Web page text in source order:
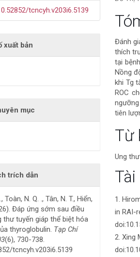
tcncyh.v203i6.5139
xuất bản
mục
trích dẫn
Toàn, N. Q. ., Tân, N. T., Hiển,
Đáp ứng sớm sau điều
tuyến giáp thể biệt hóa
thyroglobulin. Tạp Chí
(6), 730-738.
tcncyh.v203i6.5139
Nội
của
bài
viết
Đánh
thích
tại
Nồng
khi Tg
ROC
tiên
Chi
tiết
bài
viết
Từ
Ung
1.
in RAI-
2. Xing